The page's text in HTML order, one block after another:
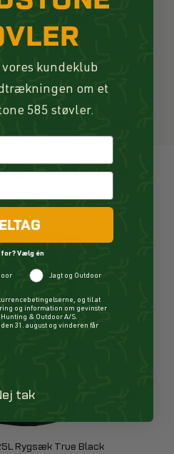
Pro 300 ML
DKK
På lager
KØB
Rygsæk True Black
kundeklub
om et
585 støvler.
for? Vælg én
Jagt og Outdoor
og til at
og information om gevinster
& Outdoor A/S.
31. august og vinderen får
tak